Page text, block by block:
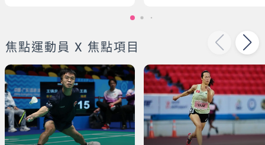
焦點運動員 X 焦點項目